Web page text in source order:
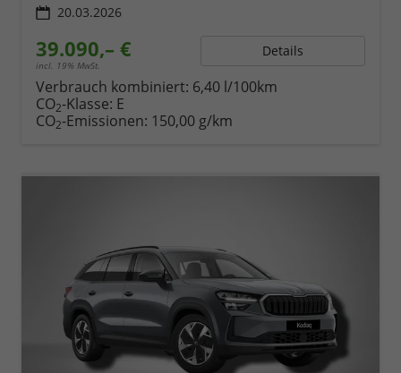
20.03.2026
39.090,– €
incl. 19% MwSt.
Details
Verbrauch kombiniert: 6,40 l/100km
CO2-Klasse: E
CO2-Emissionen: 150,00 g/km